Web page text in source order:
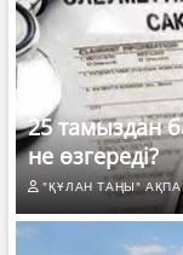
25 тамыздан
не өзгереді?
"ҚҰЛАН ТАҢЫ"